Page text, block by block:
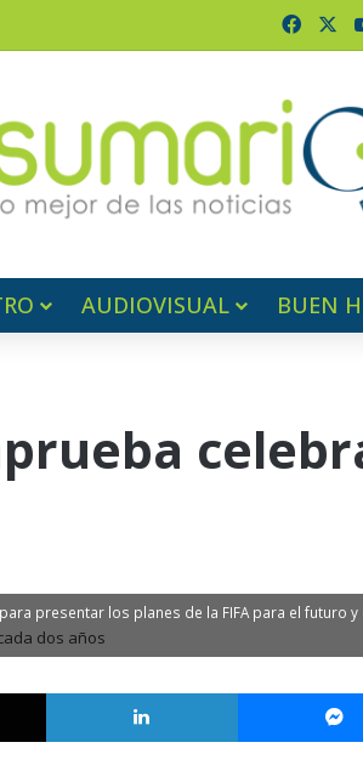
AUDIOVISUAL BUEN
presentar los planes de la FIFA para el futuro y
X LinkedIn